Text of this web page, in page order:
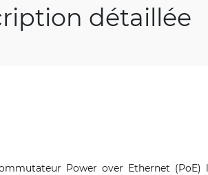
détaillée
Power over Ethernet